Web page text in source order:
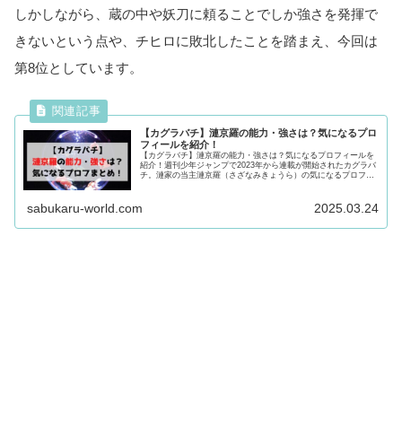
しかしながら、蔵の中や妖刀に頼ることでしか強さを発揮で
きないという点や、チヒロに敗北したことを踏まえ、今回は
第8位としています。
【カグラバチ】漣京羅の能力・強さは？気になるプロ
フィールを紹介！
【カグラバチ】漣京羅の能力・強さは？気になるプロフィールを
紹介！週刊少年ジャンプで2023年から連載が開始されたカグラバ
チ。漣家の当主漣京羅（さざなみきょうら）の気になるプロフや
sabukaru-world.com 2025.03.24